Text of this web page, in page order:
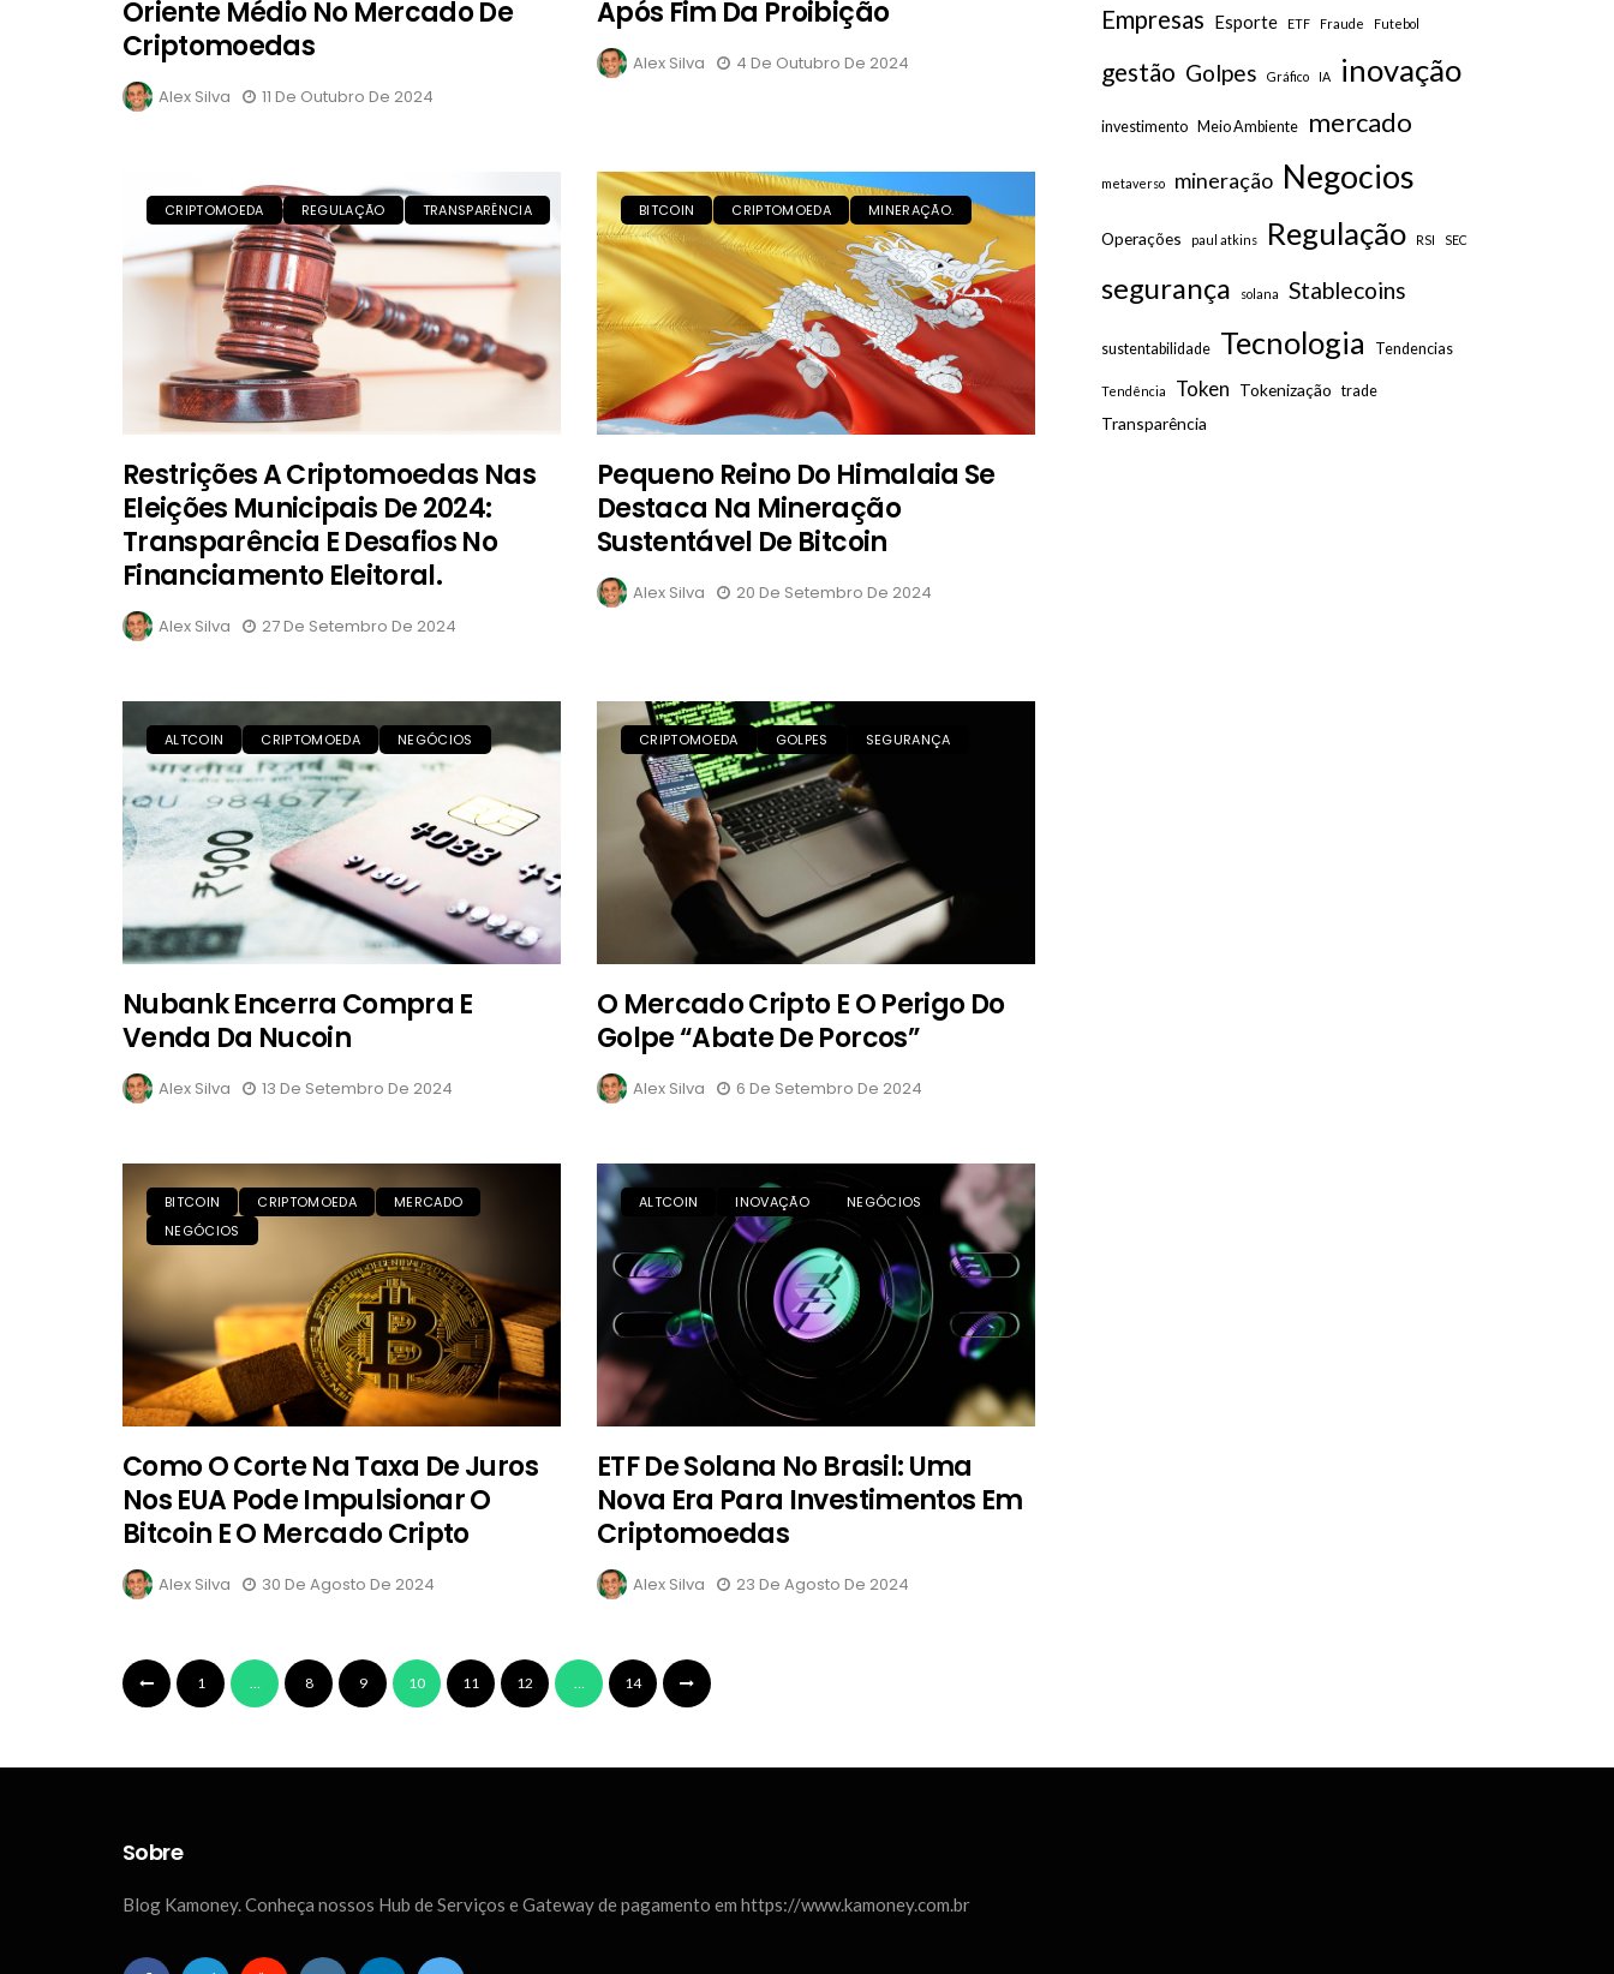
Oriente Médio No Mercado De
Criptomoedas
Alex Silva 11 De Outubro De 2024
Após Fim Da Proibição
Alex Silva 4 De Outubro De 2024
CRIPTOMOEDA REGULAÇÃO TRANSPARÊNCIA
Restrições A Criptomoedas Nas
Eleições Municipais De 2024:
Transparência E Desafios No
Financiamento Eleitoral.
Alex Silva 27 De Setembro De 2024
BITCOIN CRIPTOMOEDA MINERAÇÃO.
Pequeno Reino Do Himalaia Se
Destaca Na Mineração
Sustentável De Bitcoin
Alex Silva 20 De Setembro De 2024
ALTCOIN CRIPTOMOEDA NEGÓCIOS
Nubank Encerra Compra E
Venda Da Nucoin
Alex Silva 13 De Setembro De 2024
CRIPTOMOEDA GOLPES SEGURANÇA
O Mercado Cripto E O Perigo Do
Golpe “Abate De Porcos”
Alex Silva 6 De Setembro De 2024
BITCOIN CRIPTOMOEDA
MERCADO
NEGÓCIOS
Como O Corte Na Taxa De Juros
Nos EUA Pode Impulsionar O
Bitcoin E O Mercado Cripto
Alex Silva 30 De Agosto De 2024
ALTCOIN INOVAÇÃO NEGÓCIOS
ETF De Solana No Brasil: Uma
Nova Era Para Investimentos Em
Criptomoedas
Alex Silva 23 De Agosto De 2024
1 … 8 9 10 11 12 … 14
Empresas Esporte ETF Fraude Futebol
gestão Golpes Gráfico IA inovação
investimento Meio Ambiente mercado
metaverso mineração Negocios
Operações paul atkins Regulação RSI SEC
segurança solana Stablecoins
sustentabilidade Tecnologia Tendencias
Tendência Token Tokenização trade
Transparência
Sobre
Blog Kamoney. Conheça nossos Hub de Serviços e Gateway de pagamento em https://www.kamoney.com.br